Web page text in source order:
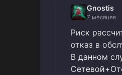
Gnostis
7 месяцев
Риск
отказ в
В данном